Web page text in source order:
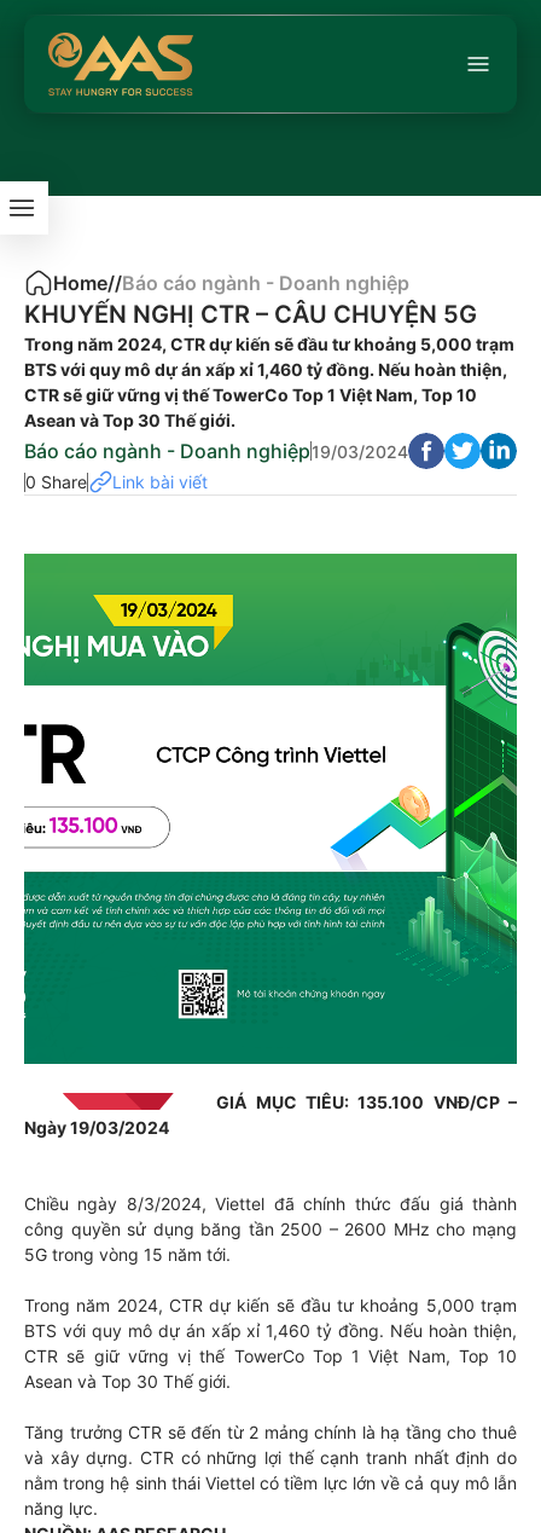
Home//Báo cáo ngành - Doanh nghiệp
KHUYẾN NGHỊ CTR – CÂU CHUYỆN 5G
Trong năm 2024, CTR dự kiến sẽ đầu tư khoảng 5,000 trạm
BTS với quy mô dự án xấp xỉ 1,460 tỷ đồng. Nếu hoàn thiện,
CTR sẽ giữ vững vị thế TowerCo Top 1 Việt Nam, Top 10
Asean và Top 30 Thế giới.
Báo cáo ngành - Doanh nghiệp19/03/2024
0 Share
Link bài viết
GIÁ MỤC TIÊU: 135.100 VNĐ/CP –
Ngày 19/03/2024
Chiều ngày 8/3/2024, Viettel đã chính thức đấu giá thành
công quyền sử dụng băng tần 2500 – 2600 MHz cho mạng
5G trong vòng 15 năm tới.
Trong năm 2024, CTR dự kiến sẽ đầu tư khoảng 5,000 trạm
BTS với quy mô dự án xấp xỉ 1,460 tỷ đồng. Nếu hoàn thiện,
CTR sẽ giữ vững vị thế TowerCo Top 1 Việt Nam, Top 10
Asean và Top 30 Thế giới.
Tăng trưởng CTR sẽ đến từ 2 mảng chính là hạ tầng cho thuê
và xây dựng. CTR có những lợi thế cạnh tranh nhất định do
nằm trong hệ sinh thái Viettel có tiềm lực lớn về cả quy mô lẫn
năng lực.